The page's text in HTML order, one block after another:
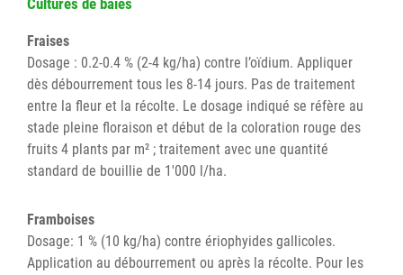
Cultures de baies
Fraises
Dosage : 0.2-0.4 % (2-4 kg/ha) contre l’oïdium. Appliquer
dès débourrement tous les 8-14 jours. Pas de traitement
entre la fleur et la récolte. Le dosage indiqué se réfère au
stade pleine floraison et début de la coloration rouge des
fruits 4 plants par m² ; traitement avec une quantité
standard de bouillie de 1'000 l/ha.
Framboises
Dosage: 1 % (10 kg/ha) contre ériophyides gallicoles.
Application au débourrement ou après la récolte. Pour les